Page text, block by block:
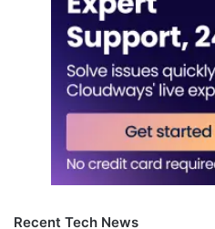
Recent Tech News